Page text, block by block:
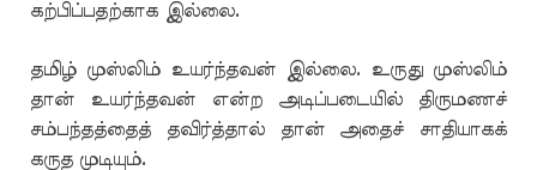
கற்பிப்பதற்காக இல்லை.
தமிழ் முஸ்லிம் உயர்ந்தவன் இல்லை. உருது முஸ்லிம்
தான் உயர்ந்தவன் என்ற அடிப்படையில் திருமணச்
சம்பந்தத்தைத் தவிர்த்தால் தான் அதைச் சாதியாகக்
கருத முடியும்.